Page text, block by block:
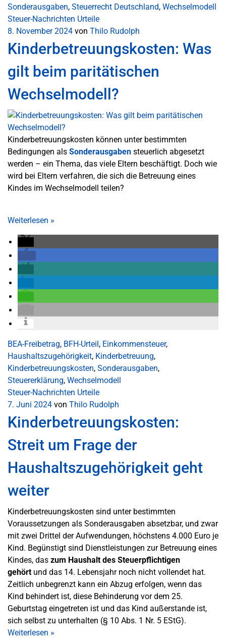
Sonderausgaben, Steuerrecht Deutschland, Wechselmodell
Steuer-Nachrichten Urteile
8. November 2024 von Thilo Rudolph
Kinderbetreuungskosten: Was
gilt beim paritätischen
Wechselmodell?
Kinderbetreuungskosten können unter bestimmten
Bedingungen als Sonderausgaben steuerlich abgesetzt
werden – ein Thema, das viele Eltern beschäftigt. Doch wie
wird bei Eltern verfahren, die sich die Betreuung eines
Kindes im Wechselmodell teilen?
Weiterlesen »
BEA-Freibetrag, BFH-Urteil, Einkommensteuer,
Haushaltszugehörigkeit, Kinderbetreuung,
Kinderbetreuungskosten, Sonderausgaben,
Steuererklärung, Wechselmodell
Steuer-Nachrichten Urteile
7. Juni 2024 von Thilo Rudolph
Kinderbetreuungskosten:
Streit um Frage der
Haushaltszugehörigkeit geht
weiter
Kinderbetreuungskosten sind unter bestimmten
Voraussetzungen als Sonderausgaben absetzbar, und zwar
mit zwei Drittel der Aufwendungen, höchstens 4.000 Euro je
Kind. Begünstigt sind Dienstleistungen zur Betreuung eines
Kindes, das zum Haushalt des Steuerpflichtigen
gehörtund das 14. Lebensjahr noch nicht vollendet hat.
Zeitlich unbegrenzt kann ein Abzug erfolgen, wenn das
Kind behindert ist, diese Behinderung vor dem 25.
Geburtstag eingetreten ist und das Kind außerstande ist,
sich selbst zu unterhalten (§ 10 Abs. 1 Nr. 5 EStG).
Weiterlesen »